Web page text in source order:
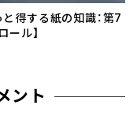
と得する紙の知識：第7
ール】
ント